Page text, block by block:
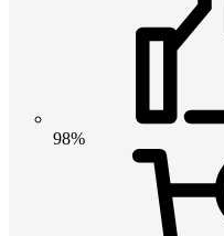
98%